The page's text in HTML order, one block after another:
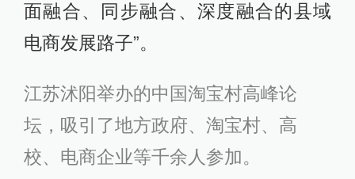
面融合、同步融合、深度融合的县域
电商发展路子”。
江苏沭阳举办的中国淘宝村高峰论
坛，吸引了地方政府、淘宝村、高
校、电商企业等千余人参加。